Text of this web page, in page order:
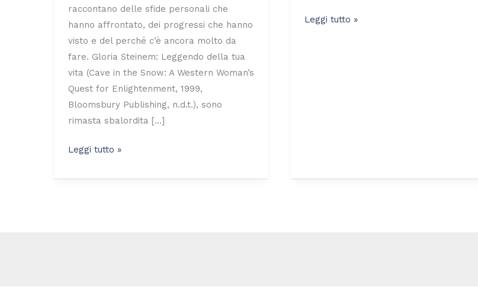
raccontano delle sfide personali che
hanno affrontato, dei progressi che hanno
visto e del perché c’è ancora molto da
fare. Gloria Steinem: Leggendo della tua
vita (Cave in the Snow: A Western Woman’s
Quest for Enlightenment, 1999,
Bloomsbury Publishing, n.d.t.), sono
rimasta sbalordita […]
Leggi tutto »
Leggi tutto »